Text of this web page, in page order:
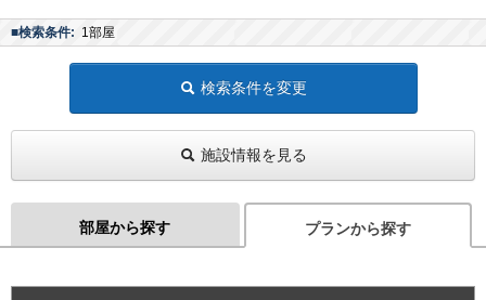
■検索条件: 1部屋
検索条件を変更
施設情報を見る
部屋から探す プランから探す